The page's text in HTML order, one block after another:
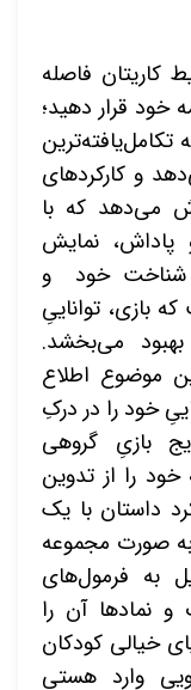
فاصله
خود قرار دهید؛
تکامل‌یافته‌ترین
و کارکردهای
می‌دهد که با
نمایش
شناخت خود و
بازی، تواناییِ
می‌بخشد.
موضوع اطلاع
خود را در درکِ
بازیِ گروهی
را از تدوین
داستان با یک
صورت مجموعه
به فرمول‌های
و نمادها آن را
خیالی کودکان
وارد هستی